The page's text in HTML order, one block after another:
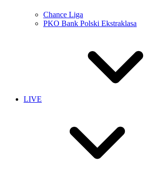
Chance Liga
PKO Bank Polski Ekstraklasa
LIVE